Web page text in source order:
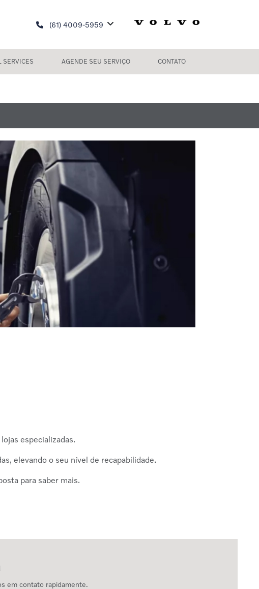
(61) 4009-5959
SERVICES AGENDE SEU SERVIÇO CONTATO
especializadas.
elevando o seu nível de recapabilidade.
para saber mais.
em contato rapidamente.